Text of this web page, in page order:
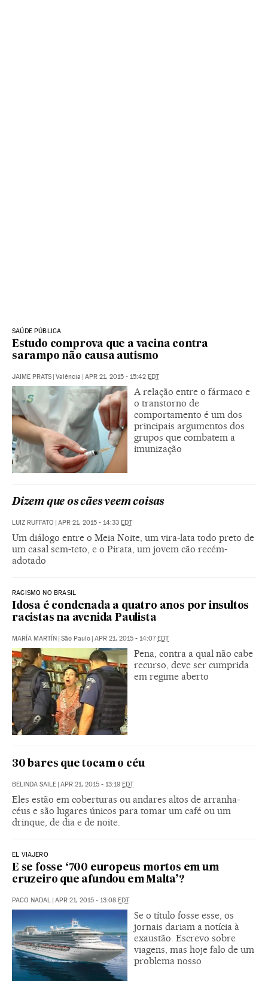
SAÚDE PÚBLICA
Estudo comprova que a vacina contra
sarampo não causa autismo
JAIME PRATS | Valência | APR 21, 2015 - 15:42 EDT
A relação entre o fármaco e
o transtorno de
comportamento é um dos
principais argumentos dos
grupos que combatem a
imunização
Dizem que os cães veem coisas
LUIZ RUFFATO | APR 21, 2015 - 14:33 EDT
Um diálogo entre o Meia Noite, um vira-lata todo preto de
um casal sem-teto, e o Pirata, um jovem cão recém-
adotado
RACISMO NO BRASIL
Idosa é condenada a quatro anos por insultos
racistas na avenida Paulista
MARÍA MARTÍN | São Paulo | APR 21, 2015 - 14:07EDT
Pena, contra a qual não cabe
recurso, deve ser cumprida
em regime aberto
30 bares que tocam o céu
BELINDA SAILE | APR 21, 2015 - 13:19 EDT
Eles estão em coberturas ou andares altos de arranha-
céus e são lugares únicos para tomar um café ou um
drinque, de dia e de noite.
EL VIAJERO
E se fosse ‘700 europeus mortos em um
cruzeiro que afundou em Malta’?
PACO NADAL | APR 21, 2015 - 13:08 EDT
Se o título fosse esse, os
jornais dariam a notícia à
exaustão. Escrevo sobre
viagens, mas hoje falo de um
problema nosso